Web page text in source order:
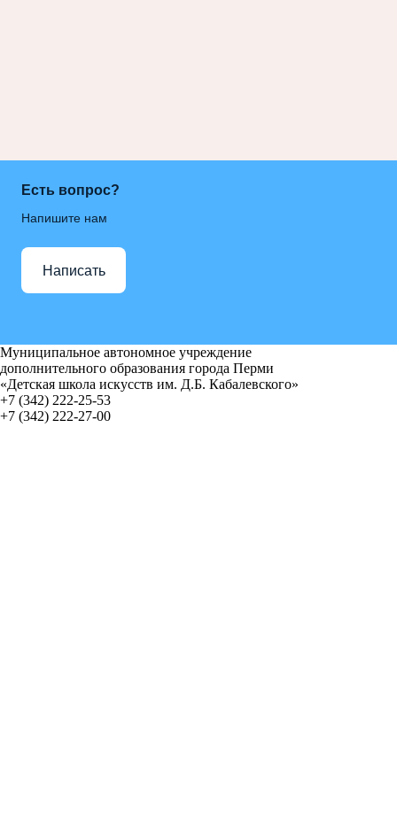
Есть вопрос?
Напишите нам
Написать
Муниципальное автономное учреждение
дополнительного образования города Перми
«Детская школа искусств им. Д.Б. Кабалевского»
+7 (342) 222-25-53
+7 (342) 222-27-00